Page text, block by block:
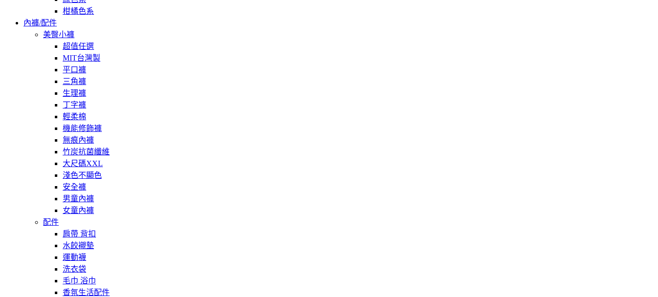
柑橘色系
內褲/配件
美臀小褲
超值任選
MIT台灣製
平口褲
三角褲
生理褲
丁字褲
輕柔棉
機能修飾褲
無痕內褲
竹炭抗菌纖維
大尺碼XXL
淺色不顯色
安全褲
男童內褲
女童內褲
配件
肩帶 背扣
水餃襯墊
運動襪
洗衣袋
毛巾 浴巾
香氛生活配件